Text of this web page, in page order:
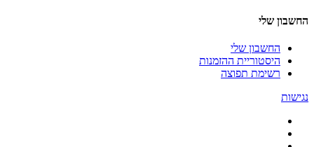
החשבון שלי
החשבון שלי
היסטוריית ההזמנות
רשימת תפוצה
נגישות